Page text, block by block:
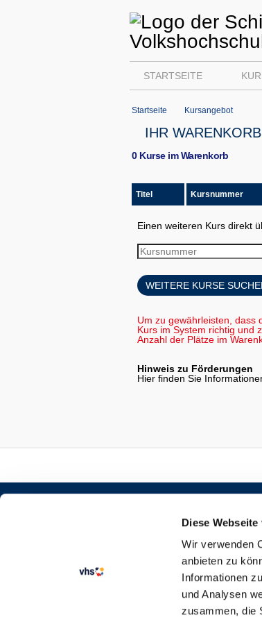
Diese
Wir verwenden
anbieten zu
Informationen
und Analysen
zusammen, die
STARTSEITE
Startseite Kursangebot
IHR WARENKORB
0 Kurse im Warenkorb
Titel Kursnummer
Einen weiteren Kurs direkt
WEITERE KURSE
Um zu gewährleisten, dass
Kurs im System richtig und
Anzahl der Plätze im
Hinweis zu Förderungen
Hier finden Sie
SEMESTERKALENDER
VERTRAG WIDERRUFEN